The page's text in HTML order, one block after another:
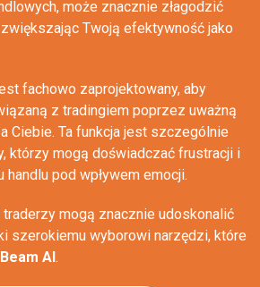
może znacznie złagodzić
Twoją efektywność jako
fachowo zaprojektowany, aby
z tradingiem poprzez uważną
Ciebie. Ta funkcja jest szczególnie
którzy mogą doświadczać frustracji i
handlu pod wpływem emocji.
mogą znacznie udoskonalić
szerokiemu wyborowi narzędzi, które
AI.